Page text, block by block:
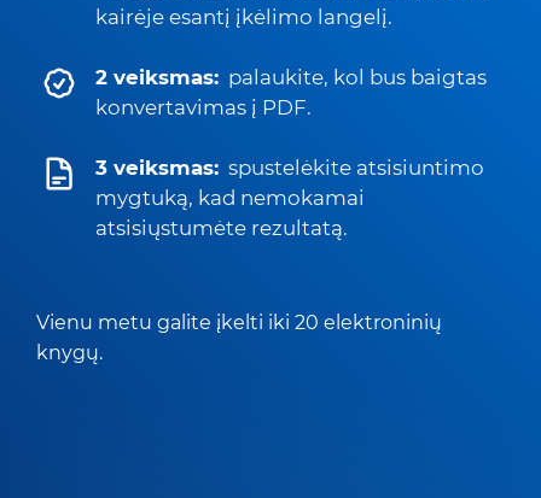
kairėje esantį įkėlimo langelį.
2 veiksmas: palaukite, kol bus baigtas
konvertavimas į PDF.
3 veiksmas: spustelėkite atsisiuntimo
mygtuką, kad nemokamai
atsisiųstumėte rezultatą.
Vienu metu galite įkelti iki 20 elektroninių
knygų.